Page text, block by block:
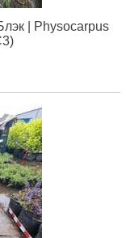
| Physocarpus